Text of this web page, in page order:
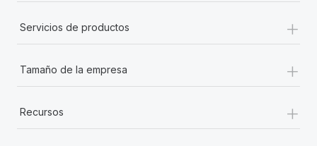
Servicios de productos +
Tamaño de la empresa +
Recursos +